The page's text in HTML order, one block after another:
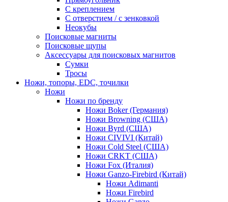
С креплением
С отверстием / с зенковкой
Неокубы
Поисковые магниты
Поисковые щупы
Аксессуары для поисковых магнитов
Сумки
Тросы
Ножи, топоры, EDC, точилки
Ножи
Ножи по бренду
Ножи Boker (Германия)
Ножи Browning (США)
Ножи Byrd (США)
Ножи CIVIVI (Китай)
Ножи Cold Steel (США)
Ножи CRKT (США)
Ножи Fox (Италия)
Ножи Ganzo-Firebird (Китай)
Ножи Adimanti
Ножи Firebird